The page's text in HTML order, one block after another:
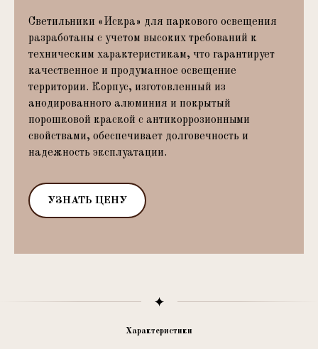
Светильники «Искра» для паркового освещения
разработаны с учетом высоких требований к
техническим характеристикам, что гарантирует
качественное и продуманное освещение
территории. Корпус, изготовленный из
анодированного алюминия и покрытый
порошковой краской с антикоррозионными
свойствами, обеспечивает долговечность и
надежность эксплуатации.
УЗНАТЬ ЦЕНУ
Характеристики